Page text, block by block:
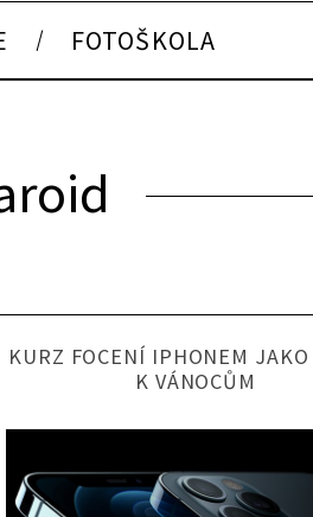
FOTOŠKOLA
KURZ FOCENÍ IPHONEM JAKO
K VÁNOCŮM